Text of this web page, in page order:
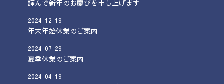
謹んで新年のお慶びを申し上げます
2024-12-19
年末年始休業のご案内
2024-07-29
夏季休業のご案内
2024-04-19